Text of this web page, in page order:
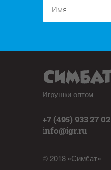
Игрушки оптом
+7 (495) 933 27 02
info@igr.ru
© 2018 «Симбат»